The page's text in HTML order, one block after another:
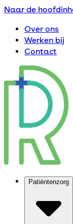
Naar de
Over ons
Werken bij
Contact
Patiëntenzorg